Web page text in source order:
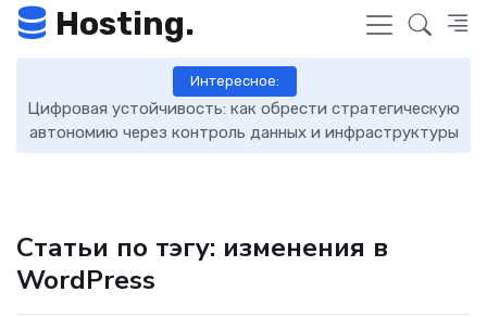
Hosting.
Интересное:
Цифровая устойчивость: как обрести стратегическую
автономию через контроль данных и инфраструктуры
Статьи по тэгу: изменения в
WordPress